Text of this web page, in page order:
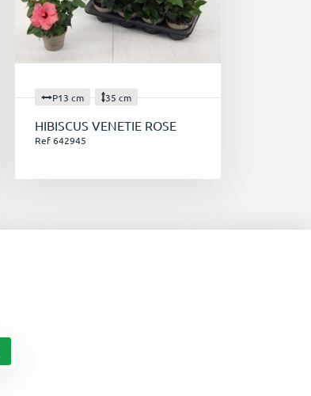
P13 cm 35 cm
HIBISCUS VENETIE ROSE
Ref 642945